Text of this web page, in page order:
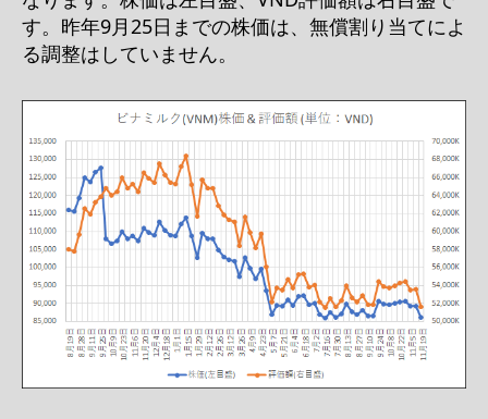
す。昨年9月25日までの株価は、無償割り当てによ
る調整はしていません。